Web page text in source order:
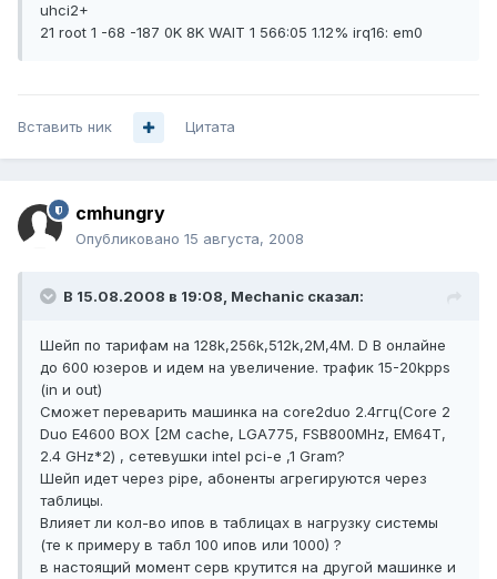
uhci2+
21 root 1 -68 -187 0K 8K WAIT 1 566:05 1.12% irq16: em0
Вставить ник Цитата
cmhungry
Опубликовано 15 августа, 2008
В 15.08.2008 в 19:08, Mechanic сказал:
Шейп по тарифам на 128k,256k,512k,2М,4М. D В онлайне
до 600 юзеров и идем на увеличение. трафик 15-20kpps
(in и out)
Сможет переварить машинка на core2duo 2.4ггц(Core 2
Duo E4600 BOX [2M cache, LGA775, FSB800MHz, EM64T,
2.4 GHz*2) , сетевушки intel pci-e ,1 Gram?
Шейп идет через pipe, абоненты агрегируются через
таблицы.
Влияет ли кол-во ипов в таблицах в нагрузку системы
(те к примеру в табл 100 ипов или 1000) ?
в настоящий момент серв крутится на другой машинке и